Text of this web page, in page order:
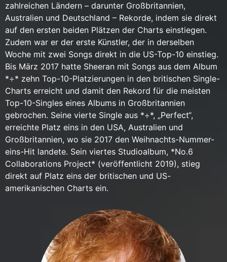
zahlreichen Ländern – darunter Großbritannien,
Australien und Deutschland – Rekorde, indem sie direkt
auf den ersten beiden Plätzen der Charts einstiegen.
Zudem war er der erste Künstler, der in derselben
Woche mit zwei Songs direkt in die US-Top-10 einstieg.
Bis März 2017 hatte Sheeran mit Songs aus dem Album
*÷* zehn Top-10-Platzierungen in den britischen Single-
Charts erreicht und damit den Rekord für die meisten
Top-10-Singles eines Albums in Großbritannien
gebrochen. Seine vierte Single aus *÷*, „Perfect“,
erreichte Platz eins in den USA, Australien und
Großbritannien, wo sie 2017 den Weihnachts-Nummer-
eins-Hit landete. Sein viertes Studioalbum, *No.6
Collaborations Project* (veröffentlicht 2019), stieg
direkt auf Platz eins der britischen und US-
amerikanischen Charts ein.